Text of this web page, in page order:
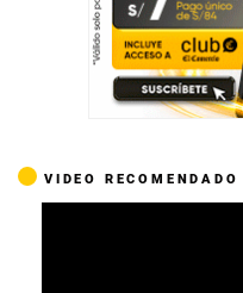
VIDEO RECOMENDADO